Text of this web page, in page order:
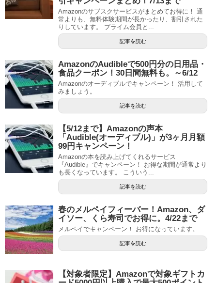
Amazonのサブスクサービスがまとめてお得に！ 通
常よりも、無料体験期間が長かったり、割引された
りしています。 プライム会員と...
記事を読む
AmazonのAudibleで500円分の日用品・
食品クーポン！30日間無料も。～6/12
Amazonのオーディブルでキャンペーン！ 活用して
みましょう。
記事を読む
【5/12まで】Amazonの声本
「Audible(オーディブル)」が3ヶ月月額
99円キャンペーン！
Amazonの本を読み上げてくれるサービス
『Audible』でキャンペーン！ お得な期間が通常より
も長くなっています。 こういう...
記事を読む
春のメルペイフィーバー！Amazon、ダ
イソー、くら寿司でお得に。4/22まで
メルペイでキャンペーン！ お得になっています。
記事を読む
【対象者限定】Amazonで対象ギフトカ